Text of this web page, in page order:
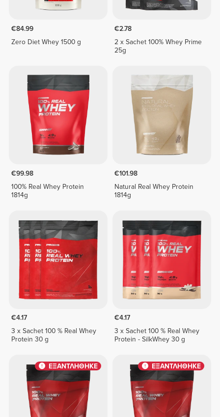
€84.99
Zero Diet Whey 1500 g
€2.78
2 x Sachet 100% Whey Prime
25g
€99.98
100% Real Whey Protein
1814g
€101.98
Natural Real Whey Protein
1814g
€4.17
3 x Sachet 100 % Real Whey
Protein 30 g
€4.17
3 x Sachet 100 % Real Whey
Protein - SilkWhey 30 g
ΕΞΑΝΤΛΗΘΗΚΕ ΕΞΑΝΤΛΗΘΗΚΕ